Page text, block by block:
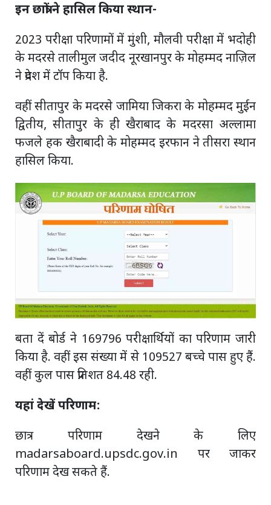
इन छात्रों ने हासिल किया स्थान-
2023 परीक्षा परिणामों में मुंशी, मौलवी परीक्षा में भदोही
के मदरसे तालीमुल जदीद नूरखानपुर के मोहम्मद नाज़िल
ने प्रदेश में टॉप किया है.
वहीं सीतापुर के मदरसे जामिया जिकरा के मोहम्मद मुईन
द्वितीय, सीतापुर के ही खैराबाद के मदरसा अल्लामा
फजले हक खैराबादी के मोहम्मद इरफान ने तीसरा स्थान
हासिल किया.
बता दें बोर्ड ने 169796 परीक्षार्थियों का परिणाम जारी
किया है. वहीं इस संख्या में से 109527 बच्चे पास हुए हैं.
वहीं कुल पास प्रतिशत 84.48 रही.
यहां देखें परिणाम:
छात्र परिणाम देखने के लिए
madarsaboard.upsdc.gov.in पर जाकर
परिणाम देख सकते हैं.